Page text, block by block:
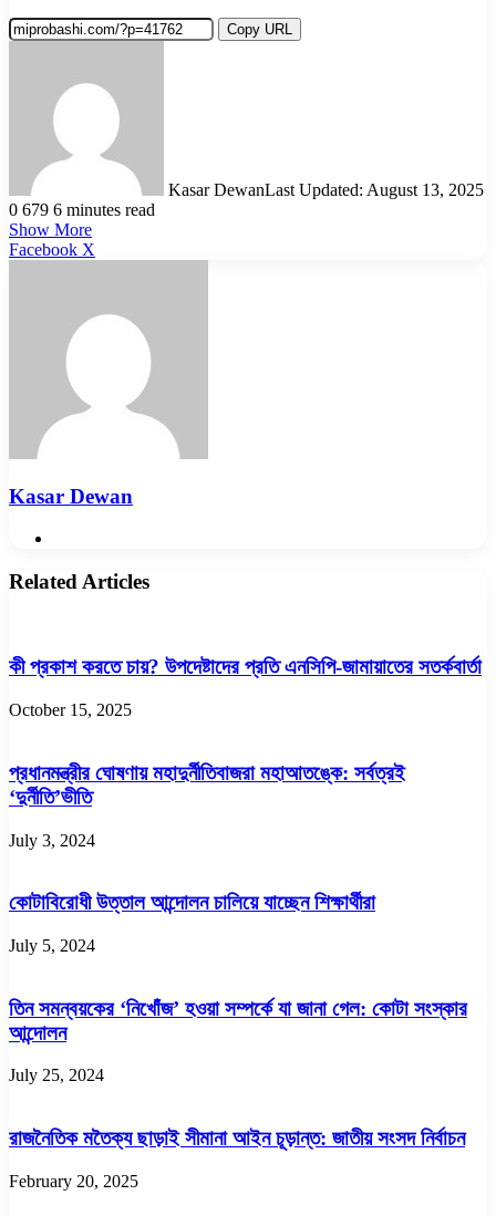
Copy URL
Kasar DewanLast Updated: August 13, 2025
0 679 6 minutes read
Show More
Facebook X
Kasar Dewan
Related Articles
কী প্রকাশ করতে চায়? উপদেষ্টাদের প্রতি এনসিপি-জামায়াতের সতর্কবার্তা
October 15, 2025
প্রধানমন্ত্রীর ঘোষণায় মহাদুর্নীতিবাজরা মহাআতঙ্কে: সর্বত্রই
‘দুর্নীতি’ভীতি
July 3, 2024
কোটাবিরোধী উত্তাল আন্দোলন চালিয়ে যাচ্ছেন শিক্ষার্থীরা
July 5, 2024
তিন সমন্বয়কের ‘নিখোঁজ’ হওয়া সম্পর্কে যা জানা গেল: কোটা সংস্কার
আন্দোলন
July 25, 2024
রাজনৈতিক মতৈক্য ছাড়াই সীমানা আইন চূড়ান্ত: জাতীয় সংসদ নির্বাচন
February 20, 2025